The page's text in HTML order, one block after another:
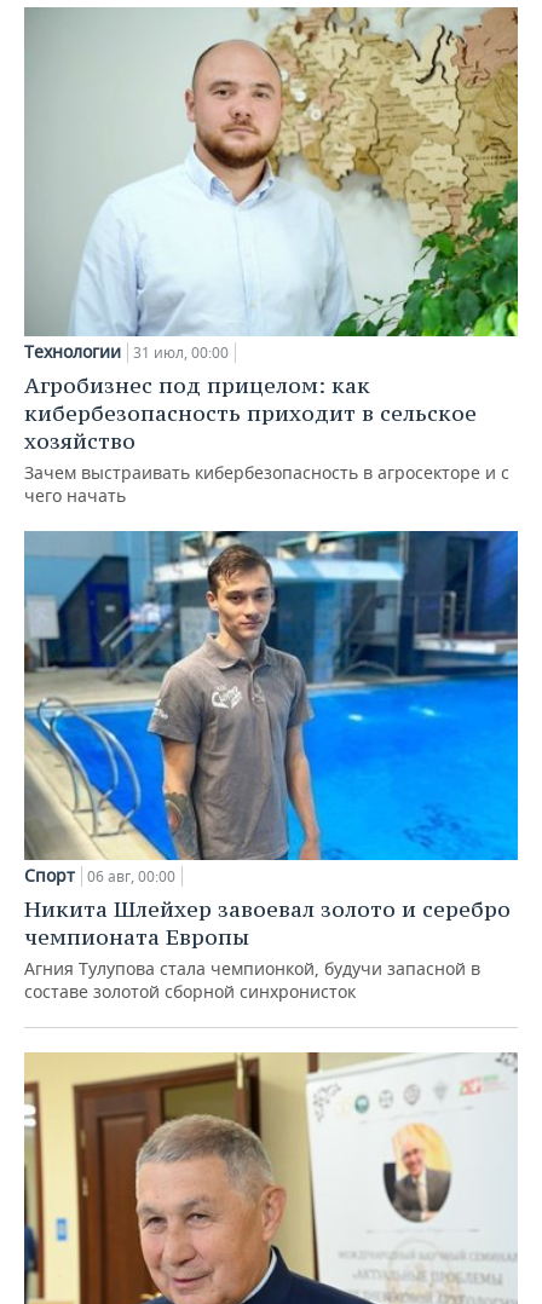
Технологии 31 июл, 00:00
Агробизнес под прицелом: как
кибербезопасность приходит в сельское
хозяйство
Зачем выстраивать кибербезопасность в агросекторе и с
чего начать
Спорт 06 авг, 00:00
Никита Шлейхер завоевал золото и серебро
чемпионата Европы
Агния Тулупова стала чемпионкой, будучи запасной в
составе золотой сборной синхронисток